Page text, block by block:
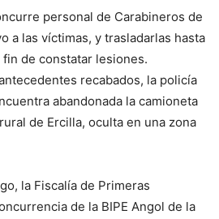
personal de Carabineros de
a las víctimas, y trasladarlas hasta
de constatar lesiones.
recabados, la policía
abandonada la camioneta
de Ercilla, oculta en una zona
la Fiscalía de Primeras
de la BIPE Angol de la